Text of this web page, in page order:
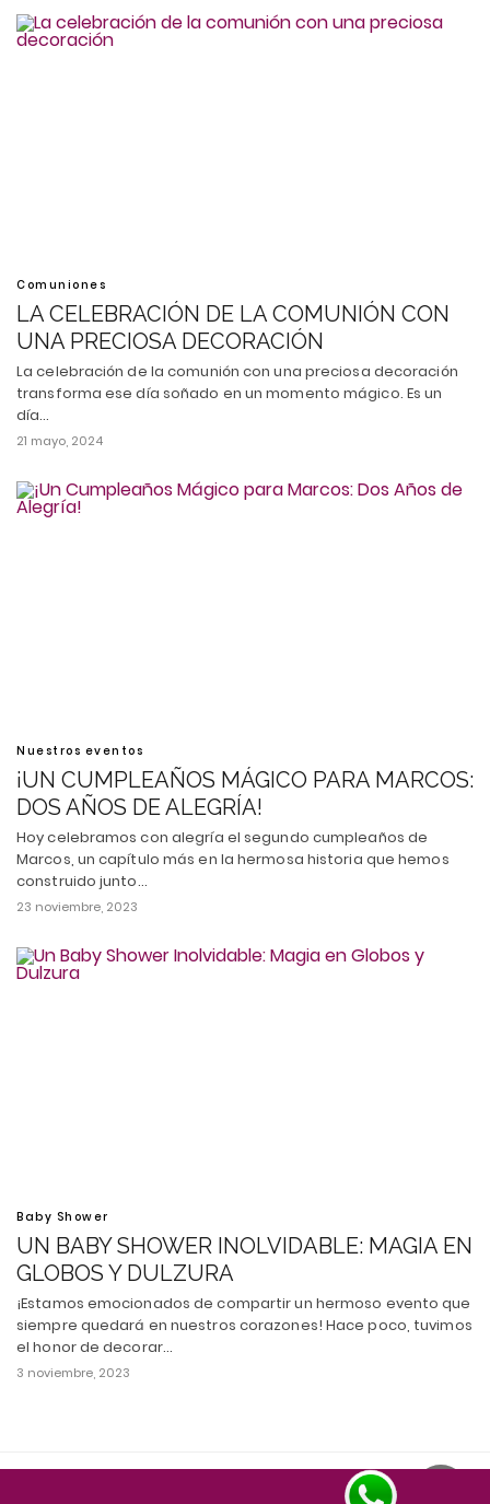
Comuniones
LA CELEBRACIÓN DE LA COMUNIÓN CON
UNA PRECIOSA DECORACIÓN
La celebración de la comunión con una preciosa decoración
transforma ese día soñado en un momento mágico. Es un
día…
21 mayo, 2024
Nuestros eventos
¡UN CUMPLEAÑOS MÁGICO PARA MARCOS:
DOS AÑOS DE ALEGRÍA!
Hoy celebramos con alegría el segundo cumpleaños de
Marcos, un capítulo más en la hermosa historia que hemos
construido junto…
23 noviembre, 2023
Baby Shower
UN BABY SHOWER INOLVIDABLE: MAGIA EN
GLOBOS Y DULZURA
¡Estamos emocionados de compartir un hermoso evento que
siempre quedará en nuestros corazones! Hace poco, tuvimos
el honor de decorar…
3 noviembre, 2023